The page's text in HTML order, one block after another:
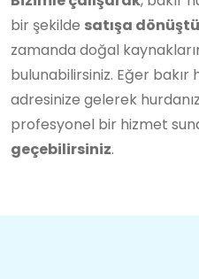
bir şekilde satışa
zamanda doğal
bulunabilirsiniz. Eğer bakır
adresinize gelerek
profesyonel bir hizmet
geçebilirsiniz.